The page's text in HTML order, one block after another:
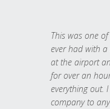
This was one
ever had with
at the airport
for over an
everything out.
company to